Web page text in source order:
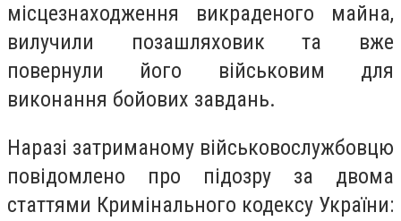
місцезнаходження викраденого майна,
вилучили позашляховик та вже
повернули його військовим для
виконання бойових завдань.
Наразі затриманому військовослужбовцю
повідомлено про підозру за двома
статтями Кримінального кодексу України: